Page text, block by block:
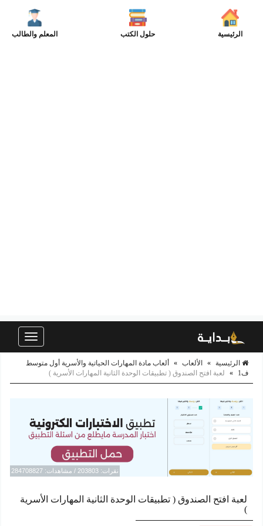
الرئيسية حلول الكتب المعلم والطالب
Toggle
الرئيسية » الألعاب »
ألعاب مادة المهارات الحياتية والأسرية أول متوسط
ف1
» لعبة افتح الصندوق ( تطبيقات الوحدة الثانية المهارات الأسرية )
نقرات: 203803 / مشاهدات: 284708827
لعبة افتح الصندوق ( تطبيقات الوحدة الثانية المهارات الأسرية
)